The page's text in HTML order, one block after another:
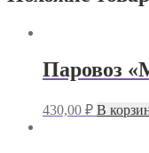
Паровоз
430,00 ₽ В